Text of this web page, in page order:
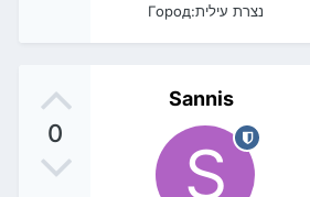
Город:נצרת עילית
0
Sannis